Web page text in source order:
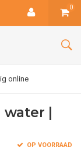
0
online
|
OP VOORRAAD